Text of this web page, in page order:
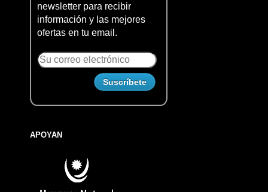
newsletter para recibir
información y las mejores
ofertas en tu email.
APOYAN